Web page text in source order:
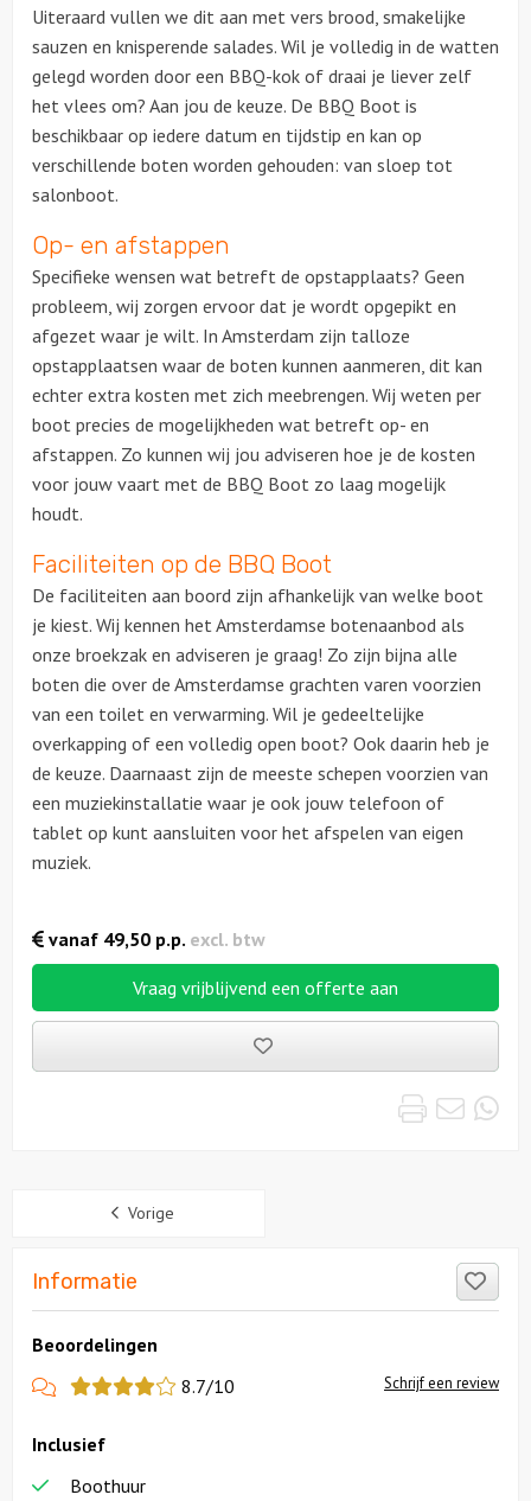
Uiteraard vullen we dit aan met vers brood, smakelijke
sauzen en knisperende salades. Wil je volledig in de watten
gelegd worden door een BBQ-kok of draai je liever zelf
het vlees om? Aan jou de keuze. De BBQ Boot is
beschikbaar op iedere datum en tijdstip en kan op
verschillende boten worden gehouden: van sloep tot
salonboot.
Op- en afstappen
Specifieke wensen wat betreft de opstapplaats? Geen
probleem, wij zorgen ervoor dat je wordt opgepikt en
afgezet waar je wilt. In Amsterdam zijn talloze
opstapplaatsen waar de boten kunnen aanmeren, dit kan
echter extra kosten met zich meebrengen. Wij weten per
boot precies de mogelijkheden wat betreft op- en
afstappen. Zo kunnen wij jou adviseren hoe je de kosten
voor jouw vaart met de BBQ Boot zo laag mogelijk
houdt.
Faciliteiten op de BBQ Boot
De faciliteiten aan boord zijn afhankelijk van welke boot
je kiest. Wij kennen het Amsterdamse botenaanbod als
onze broekzak en adviseren je graag! Zo zijn bijna alle
boten die over de Amsterdamse grachten varen voorzien
van een toilet en verwarming. Wil je gedeeltelijke
overkapping of een volledig open boot? Ook daarin heb je
de keuze. Daarnaast zijn de meeste schepen voorzien van
een muziekinstallatie waar je ook jouw telefoon of
tablet op kunt aansluiten voor het afspelen van eigen
muziek.
Vraag vrijblijvend een offerte aan
uitjes
vanaf 49,50 p.p. excl. btw
Print
Vorige
Informatie
Beoordelingen
View
reviews
8.7/10 Schrijf een review
Inclusief
Boothuur